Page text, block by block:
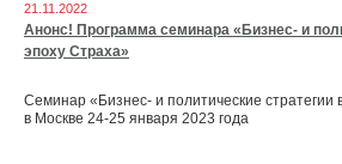
21.11.2022
Анонс! Программа семинара «Бизнес- и
эпоху Страха»
Семинар «Бизнес- и политические стратегии
в Москве 24-25 января 2023 года